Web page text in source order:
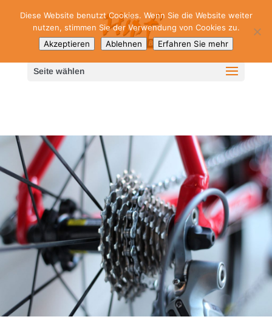
Seite wählen
Diese Website benutzt Cookies. Wenn Sie die Website weiter
nutzen, stimmen Sie der Verwendung von Cookies zu.
Akzeptieren
Ablehnen Erfahren Sie mehr